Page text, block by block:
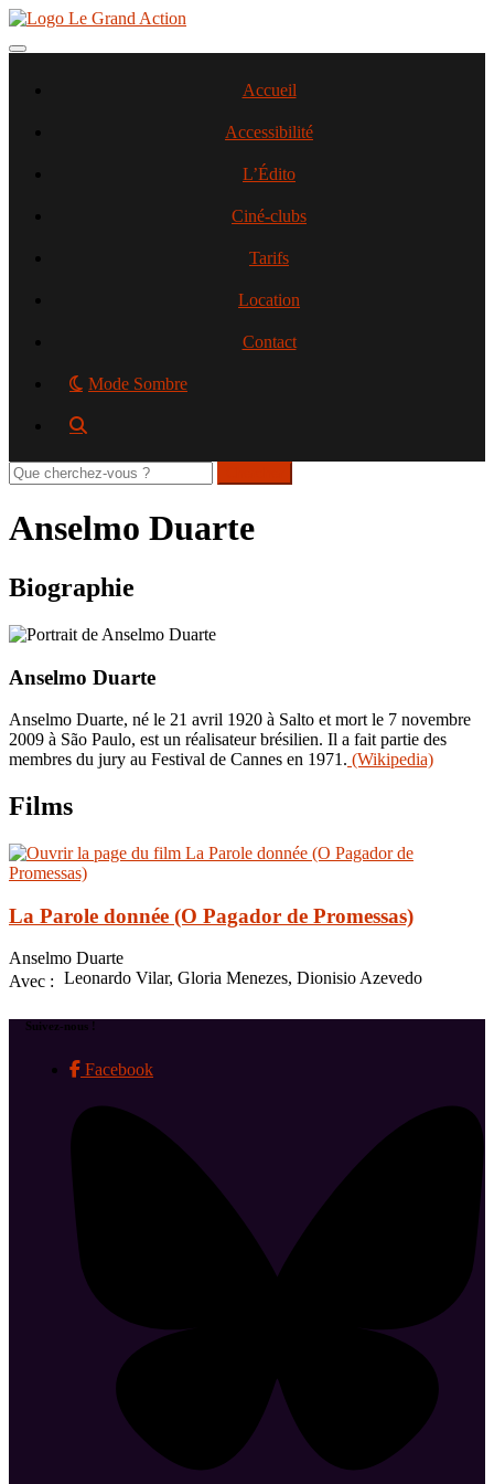
Aller
contenu
Toggle navigation
Accueil
Accessibilité
L’Édito
Ciné-clubs
Tarifs
Location
Contact
Mode Sombre
Rechercher
sur
site
Anselmo Duarte
Biographie
Anselmo Duarte
Anselmo Duarte, né le 21 avril 1920 à Salto et mort le 7 novembre
2009 à São Paulo, est un réalisateur brésilien. Il a fait partie des
membres du jury au Festival de Cannes en 1971. (Wikipedia)
Films
La Parole donnée (O Pagador de Promessas)
Anselmo Duarte
Avec : Leonardo Vilar, Gloria Menezes, Dionisio Azevedo
Suivez-nous !
Facebook